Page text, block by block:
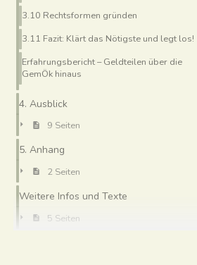
3.10 Rechtsformen gründen
3.11 Fazit: Klärt das Nötigste und legt los!
Erfahrungsbericht – Geldteilen über die
GemÖk hinaus
4. Ausblick
9 Seiten
5. Anhang
2 Seiten
Weitere Infos und Texte
5 Seiten